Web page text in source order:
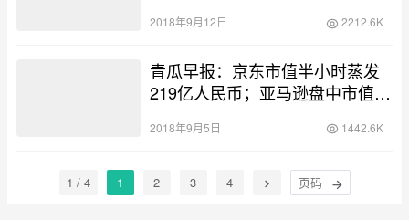
2018年9月12日 2212.6K
青瓜早报：京东市值半小时蒸发
219亿人民币；亚马逊盘中市值一
2018年9月5日 1442.6K
1 / 4 1 2 3 4